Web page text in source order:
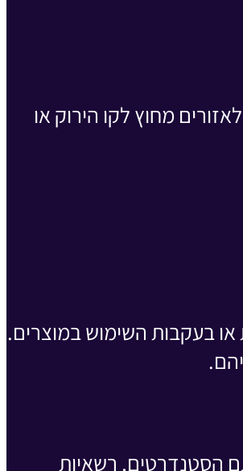
מחוץ לקו הירוק או
בעקבות השימוש במוצרים.
הסטנדרטים, רשאיות